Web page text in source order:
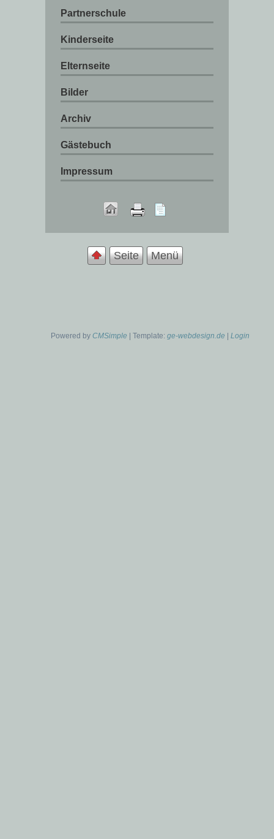
Partnerschule
Kinderseite
Elternseite
Bilder
Archiv
Gästebuch
Impressum
Seite Menü
Powered by CMSimple | Template: ge-webdesign.de Login